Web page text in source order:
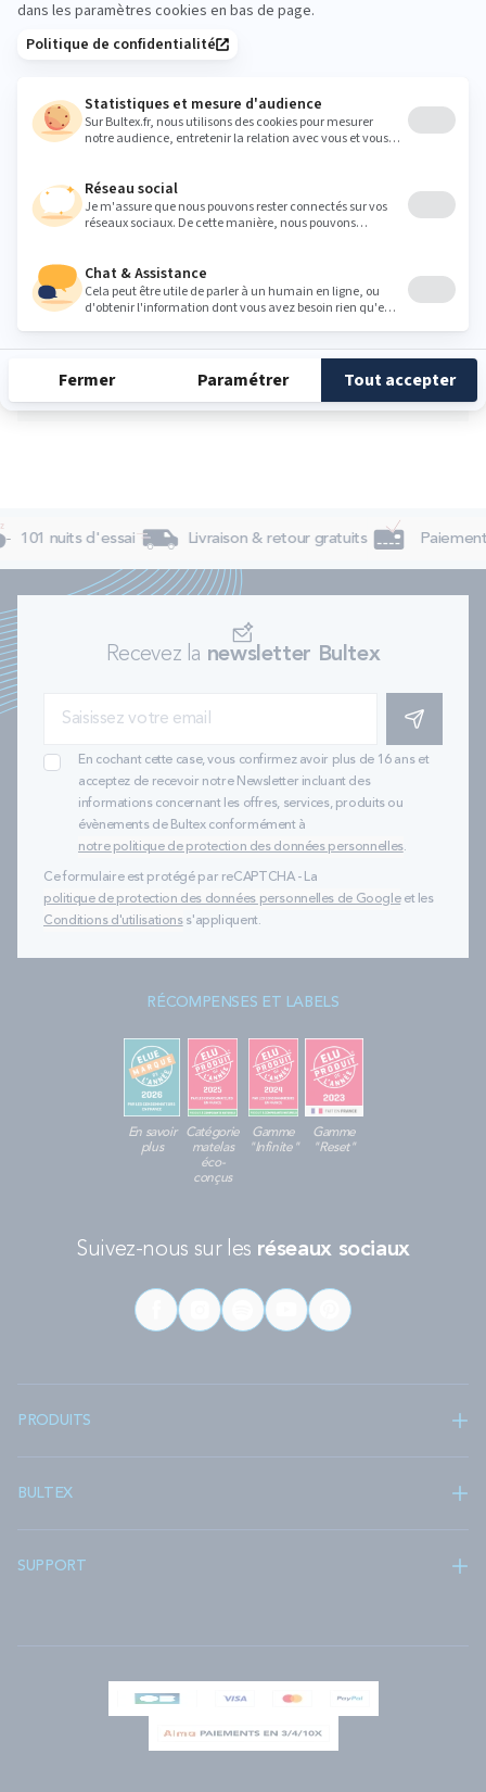
scherer.pierrette@wanadoo.fr
Lundi Fermé
Mardi
Mercredi 09:30 - 12:00 14:00 - 18:30
Vendredi 09:30 - 12:00 14:00 - 18:30
Fermé
101 nuits d'essai Livraison & retour gratuits
Recevez la newsletter Bultex
S'INSCRIRE
En cochant cette case, vous confirmez avoir plus de 16 ans et
acceptez de recevoir notre Newsletter incluant des
informations concernant les offres, services, produits ou
évènements de Bultex conformément à
notre politique de protection des données personnelles.
Ce formulaire est protégé par reCAPTCHA - La
politique de protection des données personnelles de Googleet les
Conditions d'utilisationss'appliquent.
RÉCOMPENSES ET LABELS
En savoir
plus
Catégorie
matelas
éco-
conçus
Gamme
"Infinite"
Gamme
"Reset"
Suivez-nous sur les réseaux sociaux
PRODUITS
BULTEX
SUPPORT